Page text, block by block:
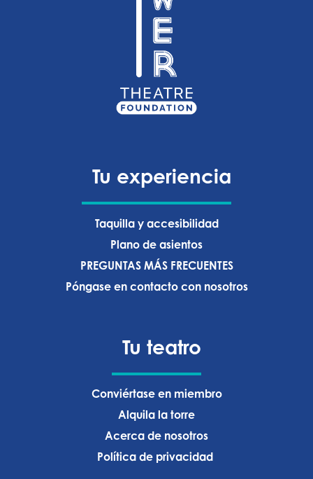
Tu experiencia
Taquilla y accesibilidad
Plano de asientos
PREGUNTAS MÁS FRECUENTES
Póngase en contacto con nosotros
Tu teatro
Conviértase en miembro
Alquila la torre
Acerca de nosotros
Política de privacidad ‍